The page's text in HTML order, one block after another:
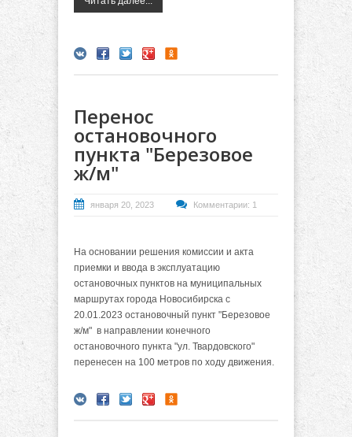
Перенос
остановочного
пункта "Березовое
ж/м"
января 20, 2023 Комментарии: 1
На основании решения комиссии и акта
приемки и ввода в эксплуатацию
остановочных пунктов на муниципальных
маршрутах города Новосибирска с
20.01.2023 остановочный пункт "Березовое
ж/м" в направлении конечного
остановочного пункта "ул. Твардовского"
перенесен на 100 метров по ходу движения.